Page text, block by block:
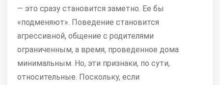
— это сразу становится заметно. Ее бы
«подменяют». Поведение становится
агрессивной, общение с родителями
ограниченным, а время, проведенное дома
минимальным. Но, эти признаки, по сути,
относительные. Поскольку, если